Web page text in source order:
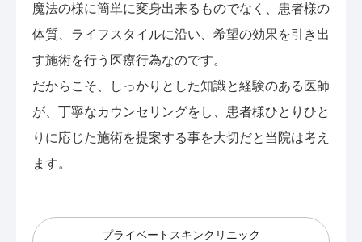
魔法の様に簡単に変身出来るものでなく、患者様の
体質、ライフスタイルに沿い、希望の効果を引き出
す施術を行う医療行為なのです。
だからこそ、しっかりとした知識と経験のある医師
が、丁寧なカウンセリングをし、患者様ひとりひと
りに応じた施術を提案する事を大切だと当院は考え
ます。
プライベートスキンクリニック